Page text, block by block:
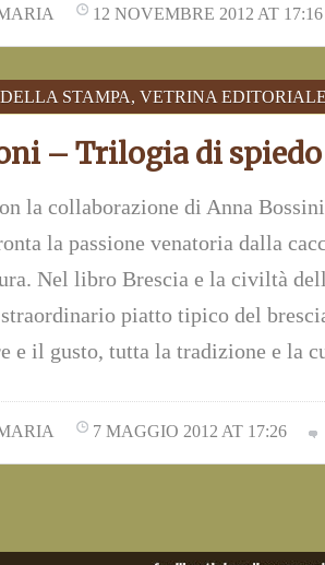
12 NOVEMBRE 2012 AT 17:16
STAMPA, VETRINA
– Trilogia di
la collaborazione di Anna
la passione venatoria dalla
Nel libro Brescia e la civiltà
piatto tipico del
e il gusto, tutta la tradizione e la
7 MAGGIO 2012 AT 17:26